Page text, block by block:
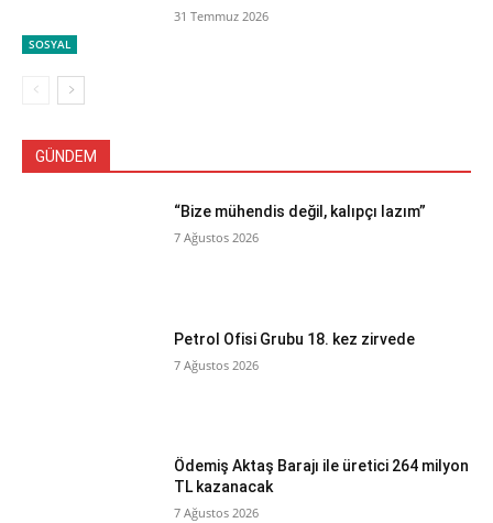
SOSYAL
31 Temmuz 2026
GÜNDEM
“Bize mühendis değil, kalıpçı lazım”
7 Ağustos 2026
Petrol Ofisi Grubu 18. kez zirvede
7 Ağustos 2026
Ödemiş Aktaş Barajı ile üretici 264 milyon
TL kazanacak
7 Ağustos 2026